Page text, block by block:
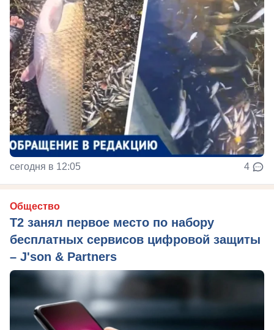
сегодня в 12:05 4
Общество
Т2 занял первое место по набору
бесплатных сервисов цифровой защиты
– J'son & Partners